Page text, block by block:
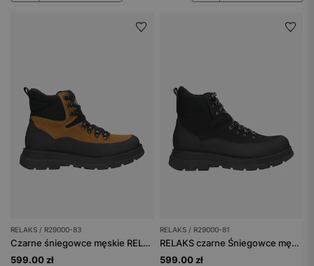
RELAKS / R29000-83
Czarne śniegowce męskie RELAKS z jasnobrązowymi wstawkami
599.00 zł
RELAKS / R29000-81
RELAKS czarne Śniegowce męskie z łączonych materiałów
599.00 zł